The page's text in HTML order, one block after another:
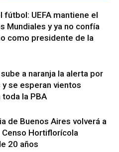
fútbol: UEFA mantiene el
Mundiales y ya no confía
como presidente de la
a naranja la alerta por
se esperan vientos
la PBA
de Buenos Aires volverá a
Censo Hortiflorícola
20 años